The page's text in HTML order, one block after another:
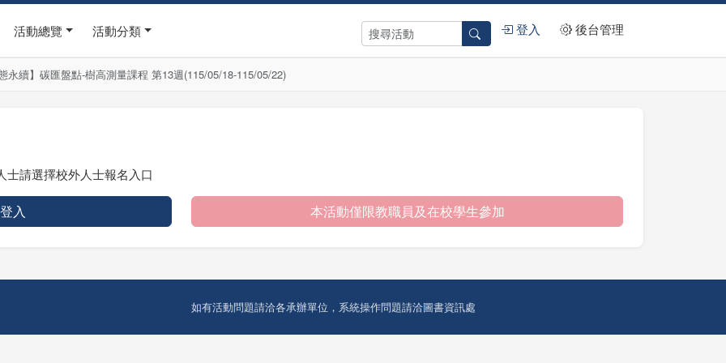
活動總覽 活動分類 登入 後台管理
永續】碳匯盤點-樹高測量課程 第13週(115/05/18-115/05/22)
士請選擇校外人士報名入口
入 本活動僅限教職員及在校學生參加
如有活動問題請洽各承辦單位，系統操作問題請洽圖書資訊處